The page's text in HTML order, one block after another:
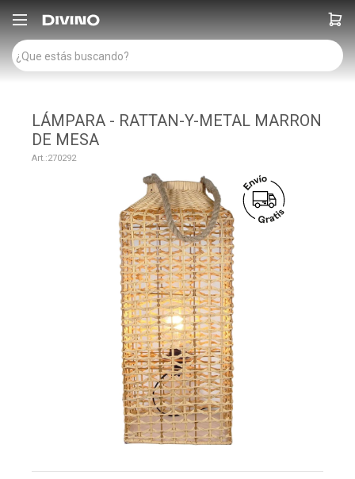

LÁMPARA - RATTAN-Y-METAL MARRON
DE MESA
270292